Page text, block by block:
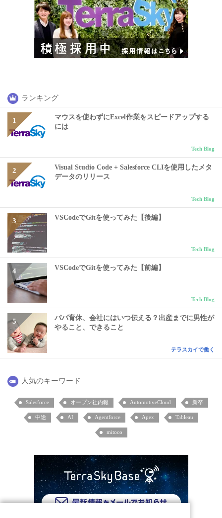
ランキング
マウスを使わずにExcel作業をスピードアップする
には
Tech Blog
Visual Studio Code + Salesforce CLIを使用したメタ
データのリリース
Tech Blog
VSCodeでGitを使ってみた【後編】
Tech Blog
VSCodeでGitを使ってみた【前編】
Tech Blog
パパ育休、会社にはいつ伝える？出産までに男性が
やること、できること
テラスカイで働く
人気のキーワード
Salesforce オープン社内報 AutomotiveCloud 新卒
中途 AI Agentforce Apex Tableau
mitoco